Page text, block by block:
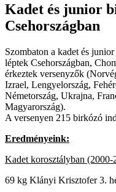
Kadet és junior
Csehországban
Szombaton a kadet és
léptek Csehországban,
érkeztek versenyzők
Izrael, Lengyelország,
Németország, Ukrajna,
Magyarország).
A versenyen 215 birkózó
Eredményeink:
Kadet korosztályban (2000-
69 kg Klányi Krisztofer 3.